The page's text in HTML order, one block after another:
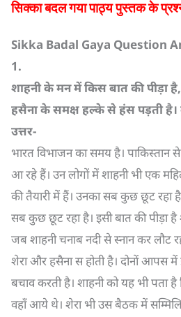
सिक्का बदल गया पाठ्य पुस्तक के
Sikka Badal Gaya Question
1.
शाहनी के मन में किस बात की पीड़ा है,
हसैना के समक्ष हल्के से हंस पड़ती है।
उत्तर-
भारत विभाजन का समय है। पाकिस्तान
आ रहे हैं। उन लोगों में शाहनी भी एक
की तैयारी में हैं। उनका सब कुछ छूट रहा
सब कुछ छूट रहा है। इसी बात की पीड़ा
जब शाहनी चनाब नदी से स्नान कर
शेरा और हसैना स होती है। दोनों आपस
बचाव करती है। शाहनी को यह भी पता
वहाँ आये थे। शेरा भी उस बैठक में